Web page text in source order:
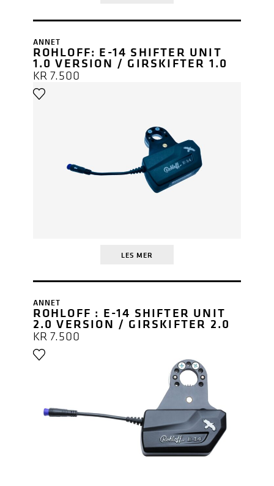
ANNET
ROHLOFF: E-14 SHIFTER UNIT
1.0 VERSION / GIRSKIFTER 1.0
KR7.500
LES MER
ANNET
ROHLOFF : E-14 SHIFTER UNIT
2.0 VERSION / GIRSKIFTER 2.0
KR7.500